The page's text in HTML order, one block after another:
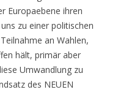
Europaebene ihren
zu einer politischen
an Wahlen,
hält, primär aber
Umwandlung zu
des NEUEN